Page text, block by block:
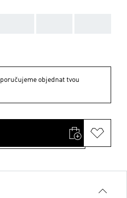
objednat tvou